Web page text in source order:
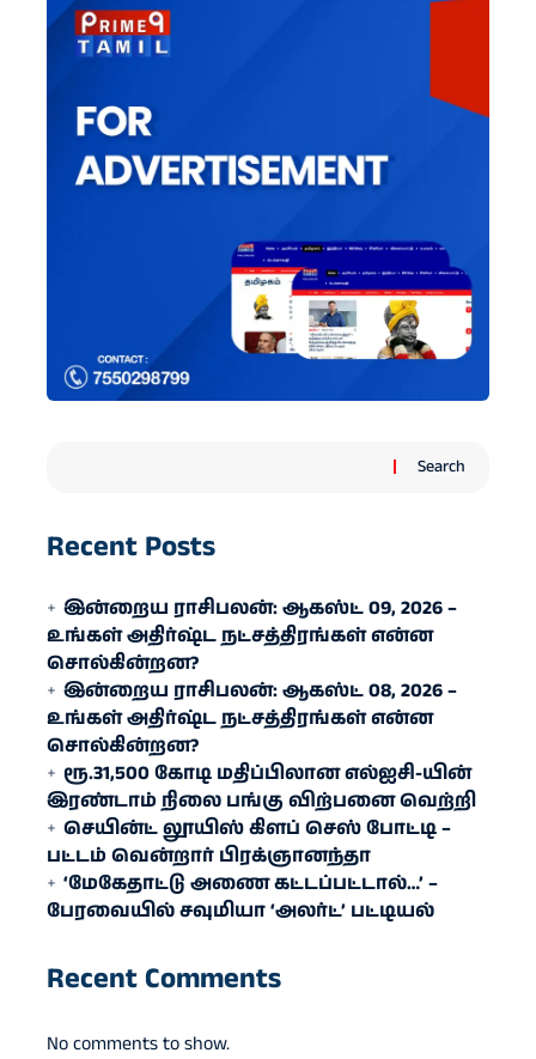
Search
Recent Posts
இன்றைய ராசிபலன்: ஆகஸ்ட் 09, 2026 –
உங்கள் அதிர்ஷ்ட நட்சத்திரங்கள் என்ன
சொல்கின்றன?
இன்றைய ராசிபலன்: ஆகஸ்ட் 08, 2026 –
உங்கள் அதிர்ஷ்ட நட்சத்திரங்கள் என்ன
சொல்கின்றன?
ரூ.31,500 கோடி மதிப்பிலான எல்ஐசி-​யின்
இரண்​டாம் நிலை பங்கு விற்பனை வெற்றி
செயின்ட் லூயிஸ் கிளப் செஸ் போட்டி –
பட்டம் வென்றார் பிரக்ஞானந்தா
‘மேகேதாட்டு அணை கட்டப்பட்டால்…’ –
பேரவையில் சவுமியா ‘அலர்ட்’ பட்டியல்
Recent Comments
No comments to show.